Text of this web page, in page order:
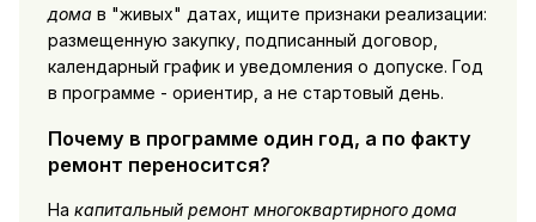
дома в "живых" датах, ищите признаки реализации:
размещенную закупку, подписанный договор,
календарный график и уведомления о допуске. Год
в программе - ориентир, а не стартовый день.
Почему в программе один год, а по факту
ремонт переносится?
На капитальный ремонт многоквартирного дома